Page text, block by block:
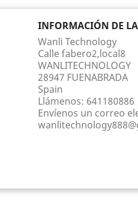
INFORMACIÓN DE
Wanli Technology
Calle fabero2,local8
WANLITECHNOLOGY
28947 FUENABRADA
Spain
Llámenos: 641180886
Envíenos un correo